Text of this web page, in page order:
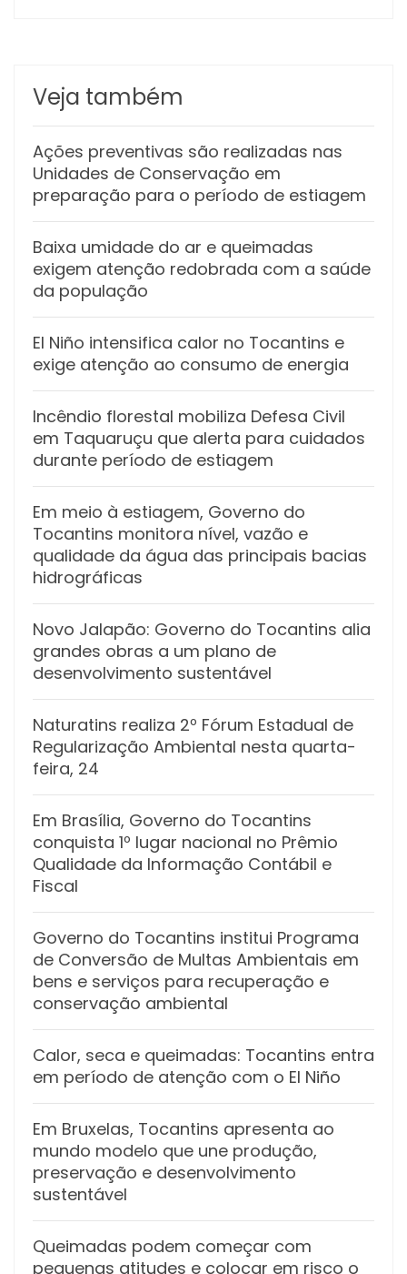
Veja também
Ações preventivas são realizadas nas
Unidades de Conservação em
preparação para o período de estiagem
Baixa umidade do ar e queimadas
exigem atenção redobrada com a saúde
da população
El Niño intensifica calor no Tocantins e
exige atenção ao consumo de energia
Incêndio florestal mobiliza Defesa Civil
em Taquaruçu que alerta para cuidados
durante período de estiagem
Em meio à estiagem, Governo do
Tocantins monitora nível, vazão e
qualidade da água das principais bacias
hidrográficas
Novo Jalapão: Governo do Tocantins alia
grandes obras a um plano de
desenvolvimento sustentável
Naturatins realiza 2º Fórum Estadual de
Regularização Ambiental nesta quarta-
feira, 24
Em Brasília, Governo do Tocantins
conquista 1º lugar nacional no Prêmio
Qualidade da Informação Contábil e
Fiscal
Governo do Tocantins institui Programa
de Conversão de Multas Ambientais em
bens e serviços para recuperação e
conservação ambiental
Calor, seca e queimadas: Tocantins entra
em período de atenção com o El Niño
Em Bruxelas, Tocantins apresenta ao
mundo modelo que une produção,
preservação e desenvolvimento
sustentável
Queimadas podem começar com
pequenas atitudes e colocar em risco o